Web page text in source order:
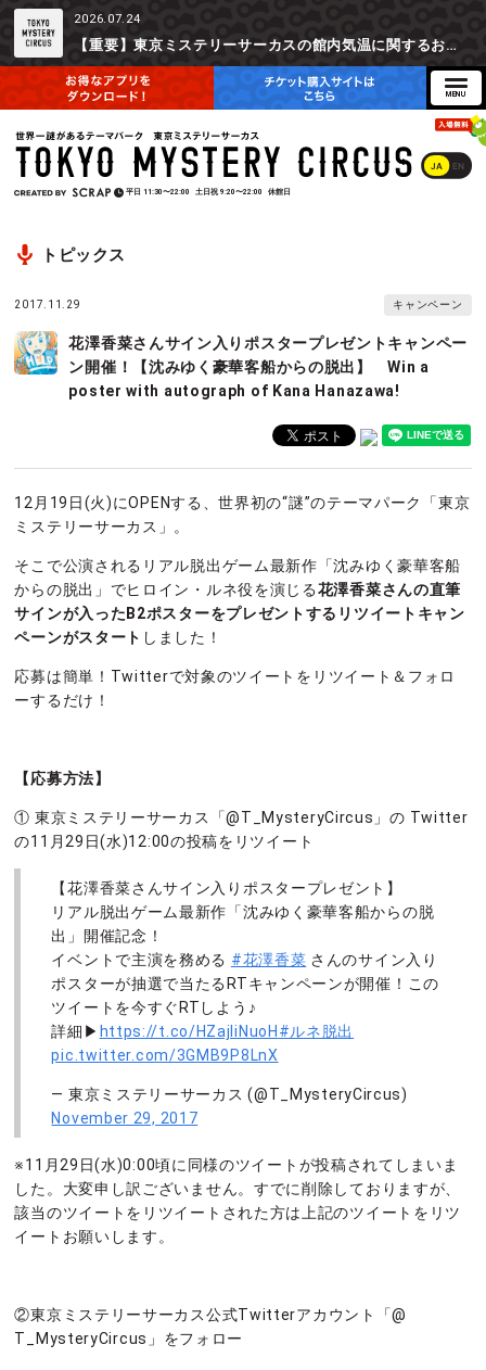
2026.07.24
【重要】東京ミステリーサーカスの館内気温に関するお詫びとご参加辞退時の返金対応について
JA EN
平日 11:30〜22:00 土日祝 9:20〜22:00 休館日
トピックス
2017.11.29 キャンペーン
花澤香菜さんサイン入りポスタープレゼントキャンペー
ン開催！【沈みゆく豪華客船からの脱出】 Win a
poster with autograph of Kana Hanazawa!
12月19日(火)にOPENする、世界初の“謎”のテーマパーク「東京
ミステリーサーカス」。
そこで公演されるリアル脱出ゲーム最新作「沈みゆく豪華客船
からの脱出」でヒロイン・ルネ役を演じる花澤香菜さんの直筆
サインが入ったB2ポスターをプレゼントするリツイートキャン
ペーンがスタート しました！
応募は簡単！Twitterで対象のツイートをリツイート＆フォロ
ーするだけ！
【応募方法】
① 東京ミステリーサーカス「@T_MysteryCircus」の Twitter
の11月29日(水)12:00の投稿をリツイート
【花澤香菜さんサイン入りポスタープレゼント】
リアル脱出ゲーム最新作「沈みゆく豪華客船からの脱
出」開催記念！
イベントで主演を務める #花澤香菜 さんのサイン入り
ポスターが抽選で当たるRTキャンペーンが開催！この
ツイートを今すぐRTしよう♪
詳細▶ https://t.co/HZajliNuoH #ルネ脱出
pic.twitter.com/3GMB9P8LnX
— 東京ミステリーサーカス (@T_MysteryCircus)
November 29, 2017
※11月29日(水)0:00頃に同様のツイートが投稿されてしまいま
した。大変申し訳ございません。すでに削除しておりますが、
該当のツイートをリツイートされた方は上記のツイートをリツ
イートお願いします。
②東京ミステリーサーカス公式Twitterアカウント「@
T_MysteryCircus」をフォロー